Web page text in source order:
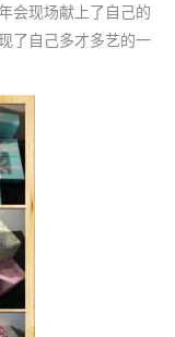
会现场献上了自己的
了自己多才多艺的一